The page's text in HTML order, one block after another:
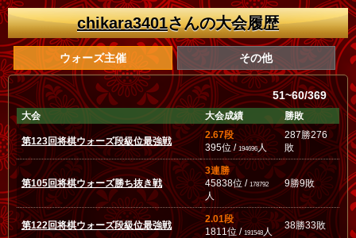
chikara3401さんの大会履歴
ウォーズ主催 その他
51~60/369
大会 大会成績 勝敗
第123回将棋ウォーズ段級位最強戦
2.67段
395位 /194696人
287勝276
敗
第105回将棋ウォーズ勝ち抜き戦
3連勝
45838位 / 178792
人
9勝9敗
第122回将棋ウォーズ段級位最強戦
2.01段
1811位 /191548人
38勝33敗